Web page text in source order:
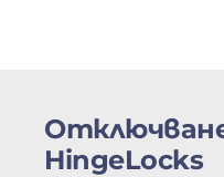
HingeLocks